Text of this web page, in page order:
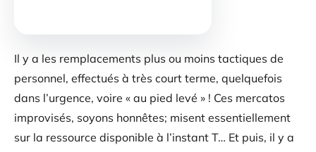
Il y a les remplacements plus ou moins tactiques de
personnel, effectués à très court terme, quelquefois
dans l’urgence, voire « au pied levé » ! Ces mercatos
improvisés, soyons honnêtes; misent essentiellement
sur la ressource disponible à l’instant T… Et puis, il y a